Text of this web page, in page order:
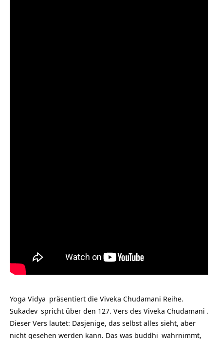
Yoga Vidya präsentiert die Viveka Chudamani Reihe.
Sukadev spricht über den 127. Vers des Viveka Chudamani .
Dieser Vers lautet: Dasjenige, das selbst alles sieht, aber
nicht gesehen werden kann. Das was buddhi wahrnimmt,